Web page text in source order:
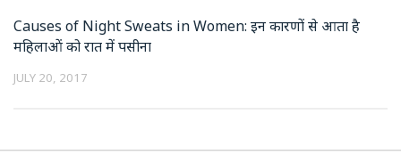
Causes of Night Sweats in Women: इन कारणों से आता है
महिलाओं को रात में पसीना
JULY 20, 2017